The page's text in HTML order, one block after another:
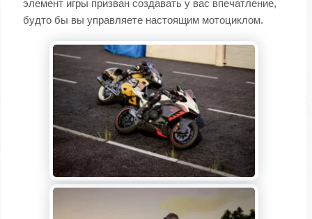
элемент игры призван создавать у вас впечатление,
будто бы вы управляете настоящим мотоциклом.